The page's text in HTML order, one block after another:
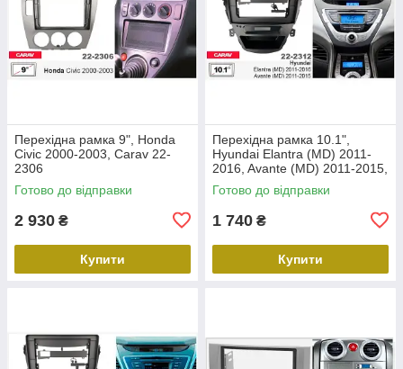
Перехідна рамка 9", Honda
Civic 2000-2003, Carav 22-
2306
Готово до відправки
2 930 ₴
Купити
Перехідна рамка 10.1",
Hyundai Elantra (MD) 2011-
2016, Avante (MD) 2011-2015,
Carav 22-2312
Готово до відправки
1 740 ₴
Купити